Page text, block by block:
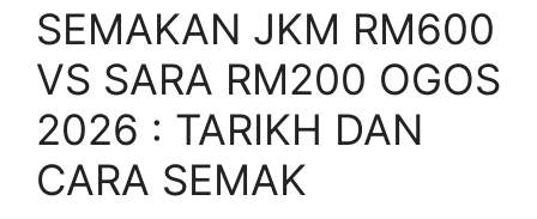
SEMAKAN JKM RM600
VS SARA RM200 OGOS
2026 : TARIKH DAN
CARA SEMAK